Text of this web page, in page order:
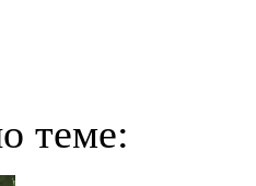
теме: